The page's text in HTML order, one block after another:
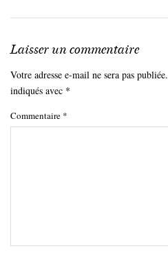
Laisser un commentaire
Votre adresse e-mail ne sera pas publiée.
indiqués avec *
Commentaire *